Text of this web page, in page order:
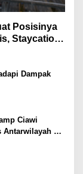
Posisinya
Staycation,
Dampak
Ciawi
Antarwilayah di